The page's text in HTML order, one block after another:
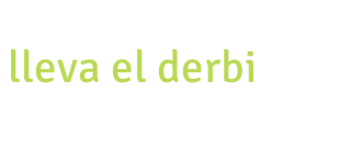
el derbi